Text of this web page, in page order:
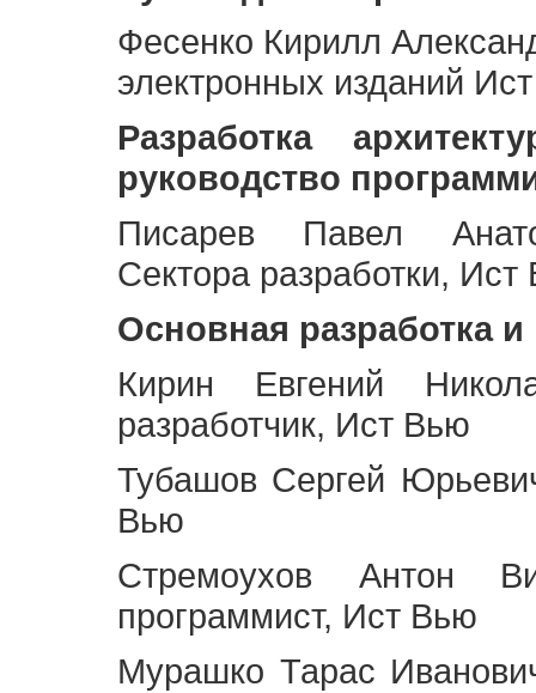
Фесенко Кирилл
электронных изданий
Разработка
руководство
Писарев Павел
Сектора разработки,
Основная разработка
Кирин Евгений
разработчик, Ист Вью
Тубашов Сергей
Вью
Стремоухов Антон
программист, Ист Вью
Мурашко Тарас